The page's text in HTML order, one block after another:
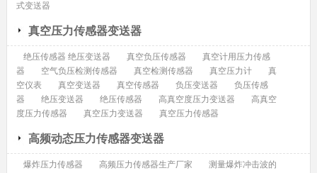
式变送器
真空压力传感器变送器
绝压传感器 绝压变送器 真空负压传感器
真空计用压力传感
器
空气负压检测传感器 真空检测传感器 真空压力计
真
空仪表
真空变送器 真空传感器 负压变送器
负压传感
器
绝压变送器 绝压传感器 高真空度压力变送器
高真空
度压力传感器
真空压力变送器 真空压力传感器
高频动态压力传感器变送器
爆炸压力传感器 高频压力传感器生产厂家
测量爆炸冲击波的